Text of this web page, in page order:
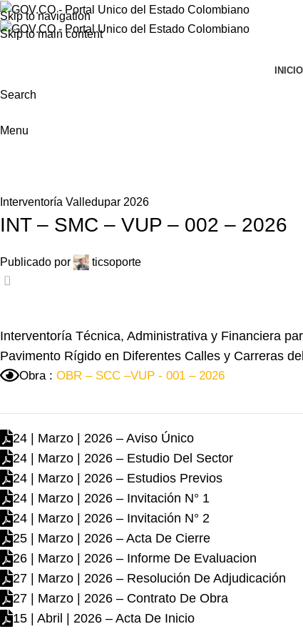
Skip to navigation
Skip to main content
INICIO
Search
Menu
Interventoría Valledupar 2026
INT – SMC – VUP – 002 – 2026
Publicado por ticsoporte
0
Interventoría Técnica, Administrativa y Financiera
Pavimento Rígido en Diferentes Calles y Carreras
Obra : OBR – SCC –VUP - 001 – 2026
24 | Marzo | 2026 – Aviso Único
24 | Marzo | 2026 – Estudio Del Sector
24 | Marzo | 2026 – Estudios Previos
24 | Marzo | 2026 – Invitación N° 1
24 | Marzo | 2026 – Invitación N° 2
25 | Marzo | 2026 – Acta De Cierre
26 | Marzo | 2026 – Informe De Evaluacion
27 | Marzo | 2026 – Resolución De Adjudicación
27 | Marzo | 2026 – Contrato De Obra
15 | Abril | 2026 – Acta De Inicio